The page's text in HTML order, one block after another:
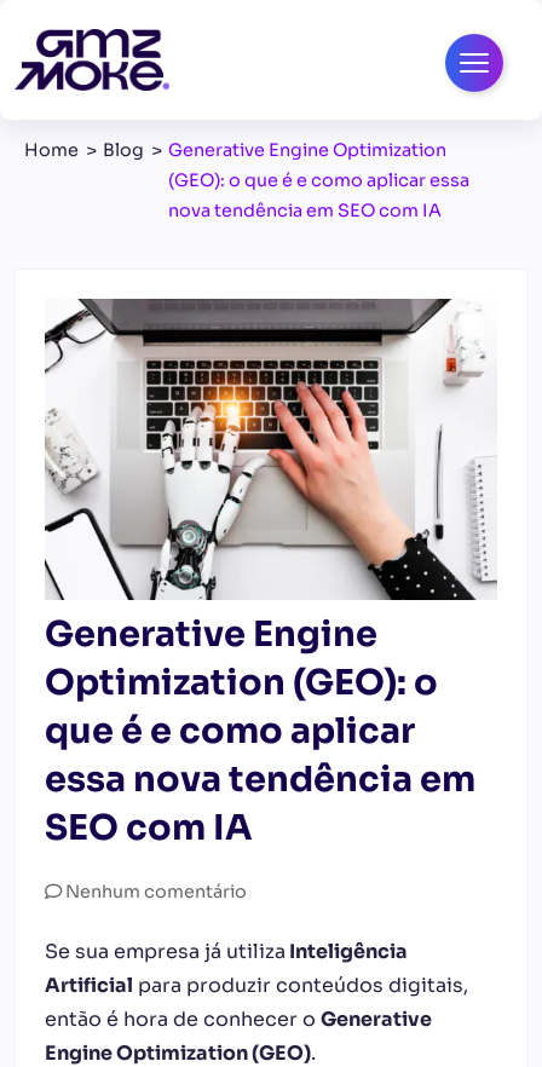
Home Blog
Generative Engine Optimization
(GEO): o que é e como aplicar essa
nova tendência em SEO com IA
Generative Engine
Optimization (GEO): o
que é e como aplicar
essa nova tendência em
SEO com IA
Nenhum comentário
Se sua empresa já utiliza Inteligência
Artificial para produzir conteúdos digitais,
então é hora de conhecer o Generative
Engine Optimization (GEO).